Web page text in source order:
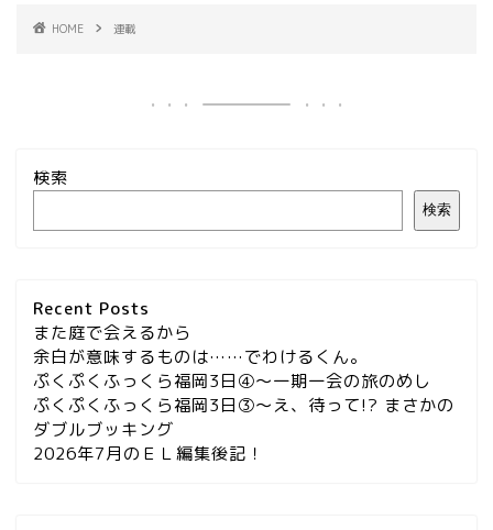
HOME 連載
検索
検索
Recent Posts
また庭で会えるから
余白が意味するものは……でわけるくん。
ぷくぷくふっくら福岡3日④～一期一会の旅のめし
ぷくぷくふっくら福岡3日③～え、待って!? まさかの
ダブルブッキング
2026年7月のＥＬ編集後記！